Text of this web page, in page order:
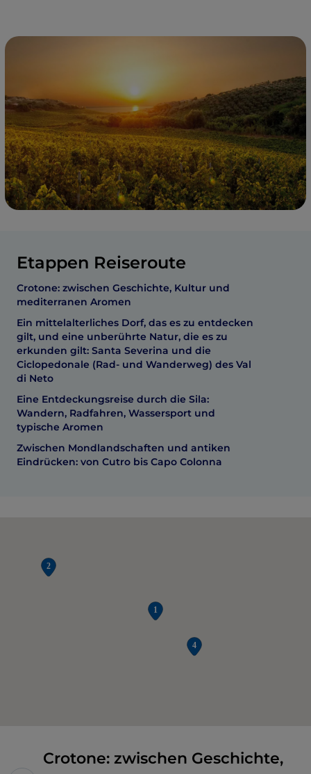
Etappen Reiseroute
Crotone: zwischen Geschichte, Kultur und
mediterranen Aromen
Ein mittelalterliches Dorf, das es zu entdecken
gilt, und eine unberührte Natur, die es zu
erkunden gilt: Santa Severina und die
Ciclopedonale (Rad- und Wanderweg) des Val
di Neto
Eine Entdeckungsreise durch die Sila:
Wandern, Radfahren, Wassersport und
typische Aromen
Zwischen Mondlandschaften und antiken
Eindrücken: von Cutro bis Capo Colonna
Crotone: zwischen Geschichte,